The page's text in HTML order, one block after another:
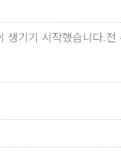
생기기 시작했습니다.